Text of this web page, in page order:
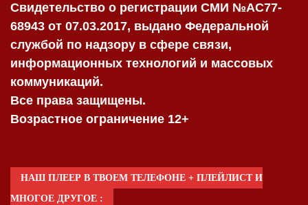
Свидетельство о регистрации СМИ №AC77-
68943 от 07.03.2017, выдано Федеральной
службой по надзору в сфере связи,
информационных технологий и массовых
коммуникаций.
Все права защищены.
Возрастное ограничение 12+
НАШ ПЛЕЕР В ТВОЕМ ТЕЛЕФОНЕ + ПЛЕЙЛИСТ И
МНОГОЕ ДРУГОЕ :